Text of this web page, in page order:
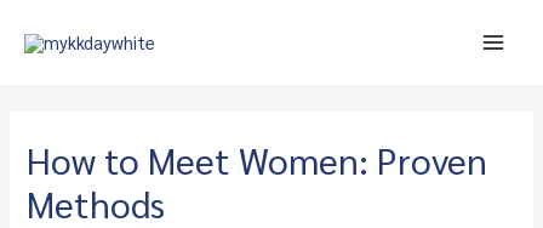
How to Meet Women: Proven
Methods